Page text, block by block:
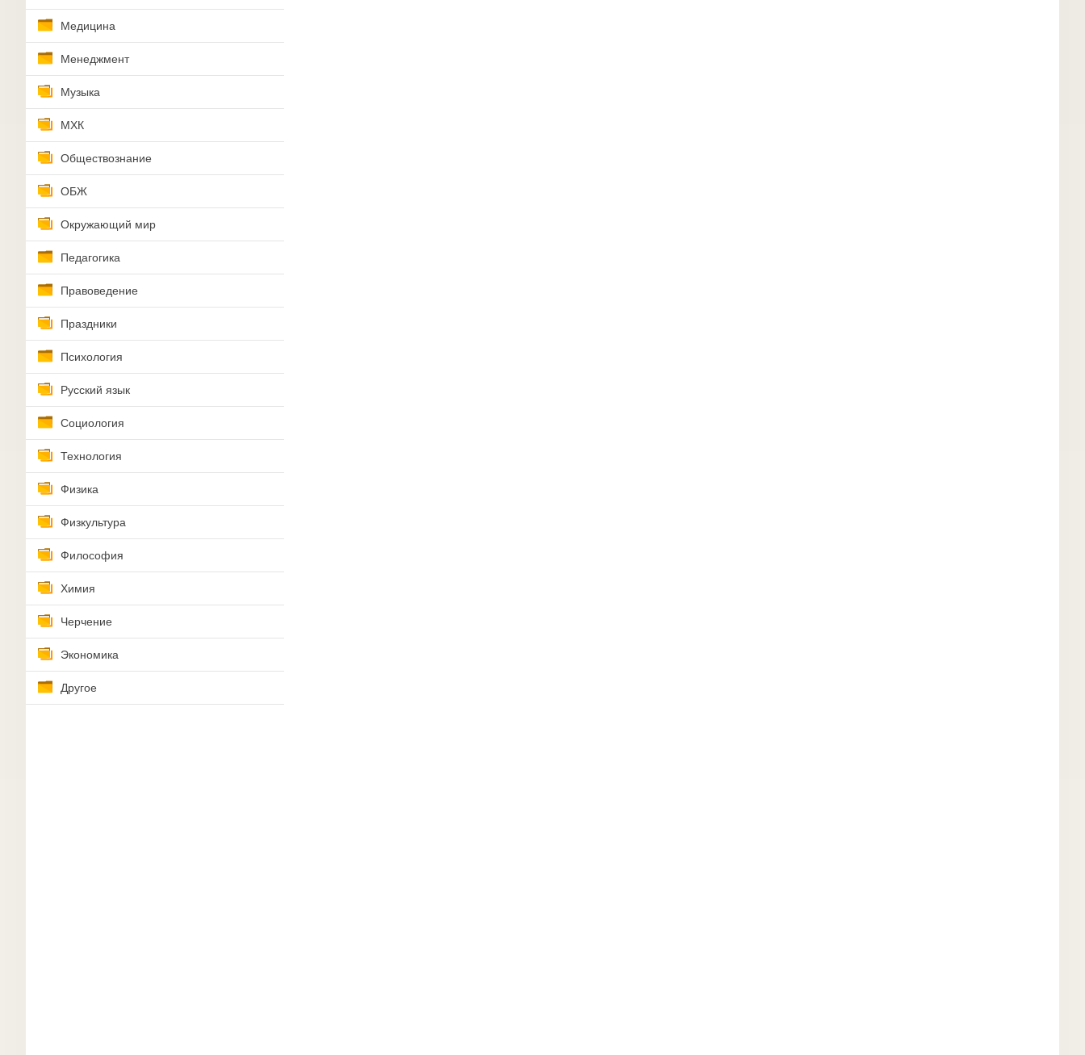
Медицина
Менеджмент
Музыка
МХК
Обществознание
ОБЖ
Окружающий мир
Педагогика
Правоведение
Праздники
Психология
Русский язык
Социология
Технология
Физика
Физкультура
Философия
Химия
Черчение
Экономика
Другое